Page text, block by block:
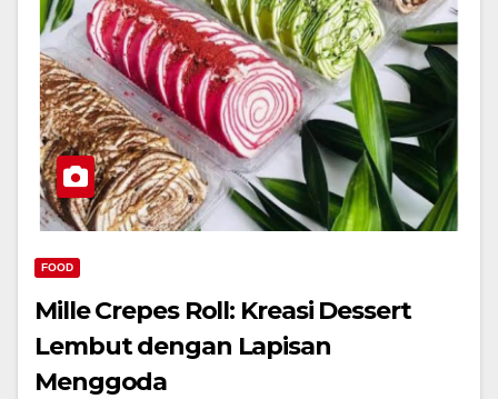
FOOD
Mille Crepes Roll: Kreasi Dessert
Lembut dengan Lapisan
Menggoda